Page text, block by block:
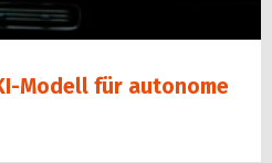
Modell für autonome